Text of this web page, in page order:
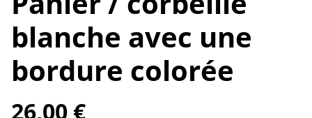
blanche avec une
bordure colorée
26,00 €